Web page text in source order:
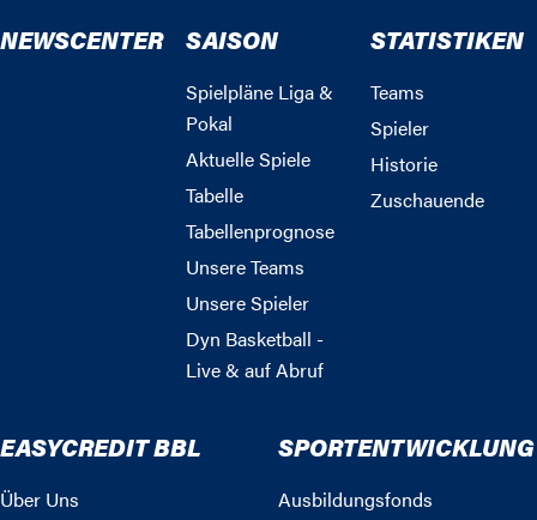
NEWSCENTER SAISON
Spielpläne Liga &
Pokal
Aktuelle Spiele
Tabelle
Tabellenprognose
Unsere Teams
Unsere Spieler
Dyn Basketball -
Live & auf Abruf
STATISTIKEN
Teams
Spieler
Historie
Zuschauende
EASYCREDIT BBL
Über Uns
SPORTENTWICKLUNG
Ausbildungsfonds